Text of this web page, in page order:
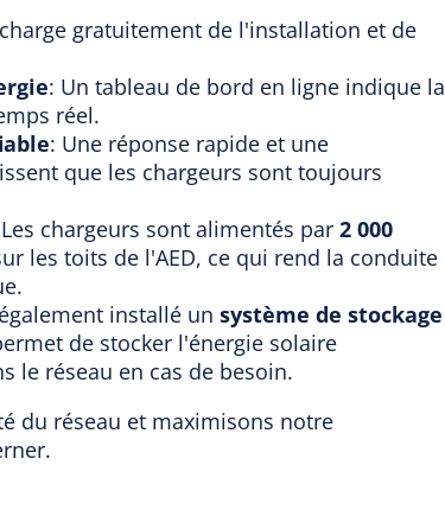
gratuitement de l'installation et de
: Un tableau de bord en ligne indique la
réel.
: Une réponse rapide et une
que les chargeurs sont toujours
chargeurs sont alimentés par 2 000
les toits de l'AED, ce qui rend la conduite
installé un système de stockage
de stocker l'énergie solaire
le réseau en cas de besoin.
du réseau et maximisons notre